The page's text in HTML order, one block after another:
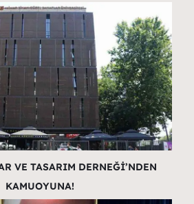
VE TASARIM DERNEĞİ’NDEN
KAMUOYUNA!